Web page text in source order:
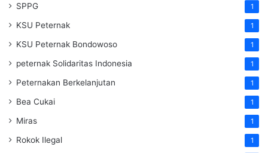
SPPG 1
KSU Peternak 1
KSU Peternak Bondowoso 1
peternak Solidaritas Indonesia 1
Peternakan Berkelanjutan 1
Bea Cukai 1
Miras 1
Rokok Ilegal 1